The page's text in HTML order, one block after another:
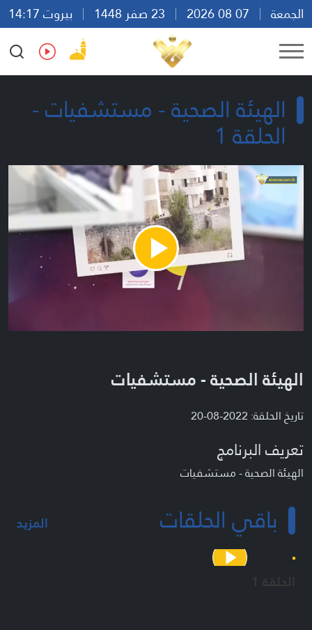
الجمعة
بيروت 14:17
Ar
En Fr Es
الهيئة الصحية - مستشفيات -
الحلقة 1
Play
Video
الهيئة الصحية - مستشفيات
تاريخ الحلقة: 2022-08-20
تعريف البرنامج
الهيئة الصحية - مستشفيات
باقي الحلقات المزيد
الحلقة 1